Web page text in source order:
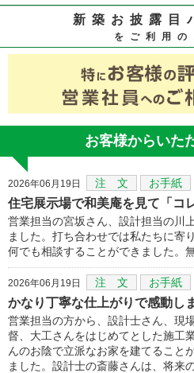
新築お披露目
をご利用の
お客様からいた
2026年06月19日 注 文 お手紙
住宅展示場で和美庵を見て「コ
営業担当の宮坂さん、設計担当の川
ました。打ち合わせでは私たちに寄
何でも相談することができました。
2026年06月19日 注 文 お手紙
かなり丁寧な仕上がりで感動し
営業担当の方から、設計士さん、現
督、大工さんをはじめてとした施工
んのお陰で立派なお家を建てること
ました。設計士の斎藤さんは、将来